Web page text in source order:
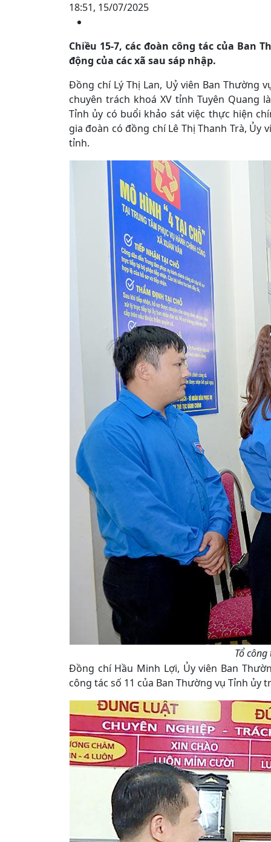
18:51, 15/07/2025
Chiều 15-7, các đoàn công tác của
động của các xã sau sáp nhập.
Đồng chí Lý Thị Lan, Uỷ viên Ban Thường
chuyên trách khoá XV tỉnh Tuyên Quang
Tỉnh ủy có buổi khảo sát việc thực hiện
gia đoàn có đồng chí Lê Thị Thanh Trà, Ủy
tỉnh.
Tổ
Đồng chí Hầu Minh Lợi, Ủy viên Ban
công tác số 11 của Ban Thường vụ Tỉnh ủy